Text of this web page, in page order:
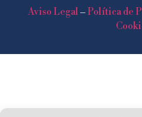
Aviso Legal–Política de